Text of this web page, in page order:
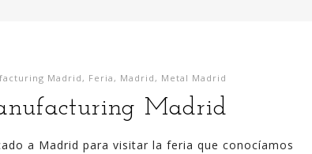
Madrid, Feria , Madrid , Metal Madrid
Madrid
a Madrid para visitar la feria que conocíamos